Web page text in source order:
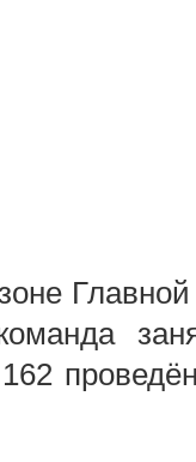
команда